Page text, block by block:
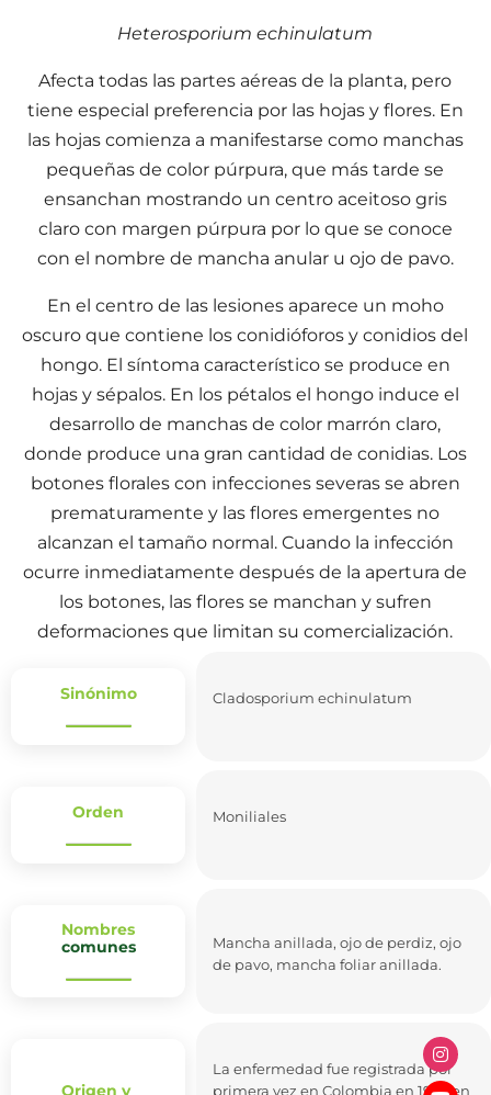
Heterosporium echinulatum
Afecta todas las partes aéreas de la planta, pero
tiene especial preferencia por las hojas y flores. En
las hojas comienza a manifestarse como manchas
pequeñas de color púrpura, que más tarde se
ensanchan mostrando un centro aceitoso gris
claro con margen púrpura por lo que se conoce
con el nombre de mancha anular u ojo de pavo.
En el centro de las lesiones aparece un moho
oscuro que contiene los conidióforos y conidios del
hongo. El síntoma característico se produce en
hojas y sépalos. En los pétalos el hongo induce el
desarrollo de manchas de color marrón claro,
donde produce una gran cantidad de conidias. Los
botones florales con infecciones severas se abren
prematuramente y las flores emergentes no
alcanzan el tamaño normal. Cuando la infección
ocurre inmediatamente después de la apertura de
los botones, las flores se manchan y sufren
deformaciones que limitan su comercialización.
Sinónimo Cladosporium echinulatum
Orden Moniliales
Nombres
comunes
Mancha anillada, ojo de perdiz, ojo
de pavo, mancha foliar anillada.
Origen y
La enfermedad fue registrada por
primera vez en Colombia en 1927 en